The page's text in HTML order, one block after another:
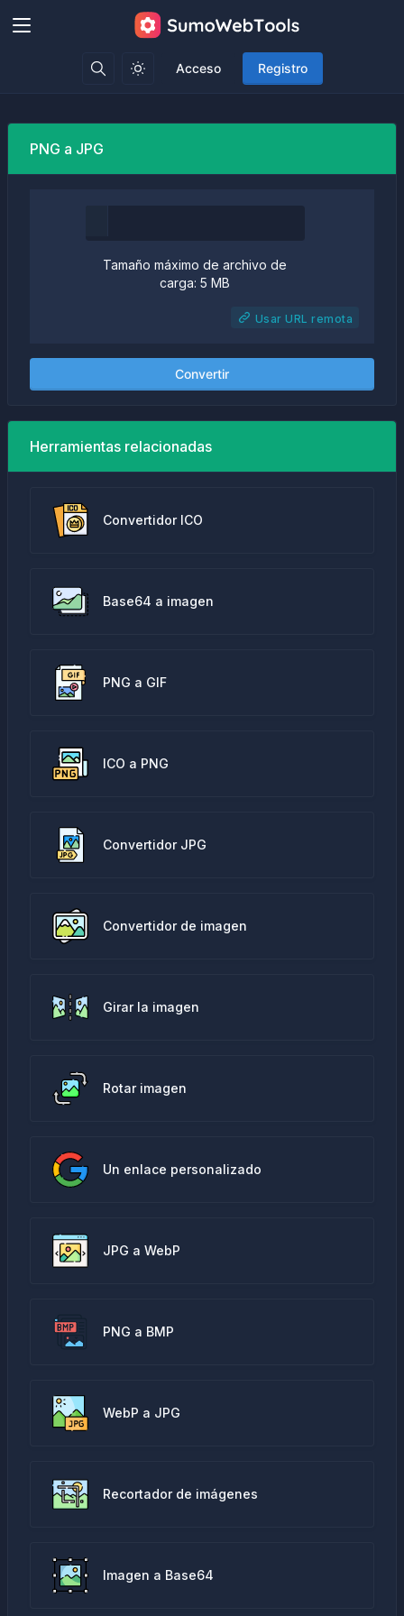
Acceso Registro
PNG a JPG
Tamaño máximo de archivo de
carga: 5 MB
Usar URL remota
Convertir
Herramientas relacionadas
Convertidor ICO
Base64 a imagen
PNG a GIF
ICO a PNG
Convertidor JPG
Convertidor de imagen
Girar la imagen
Rotar imagen
Un enlace personalizado
JPG a WebP
PNG a BMP
WebP a JPG
Recortador de imágenes
Imagen a Base64